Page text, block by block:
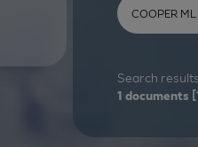
Search
1 documents